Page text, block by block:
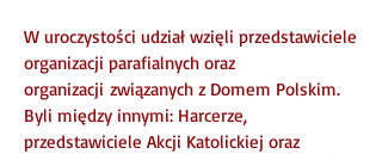
W uroczystości udział wzięli przedstawiciele
organizacji parafialnych oraz
organizacji związanych z Domem Polskim.
Byli między innymi: Harcerze,
przedstawiciele Akcji Katolickiej oraz